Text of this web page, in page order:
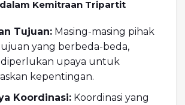
Kemitraan Tripartit
Tujuan: Masing-masing pihak
yang berbeda-beda,
diperlukan upaya untuk
kepentingan.
Koordinasi: Koordinasi yang